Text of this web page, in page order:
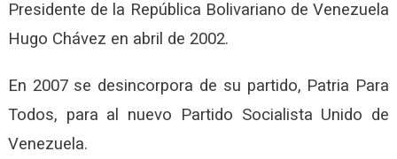
Presidente de la República Bolivariano de Venezuela
Hugo Chávez en abril de 2002.
En 2007 se desincorpora de su partido, Patria Para
Todos, para al nuevo Partido Socialista Unido de
Venezuela.